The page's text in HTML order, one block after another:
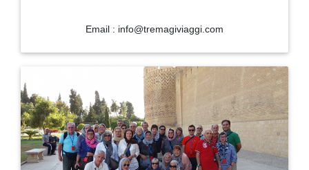
Email : info@tremagiviaggi.com